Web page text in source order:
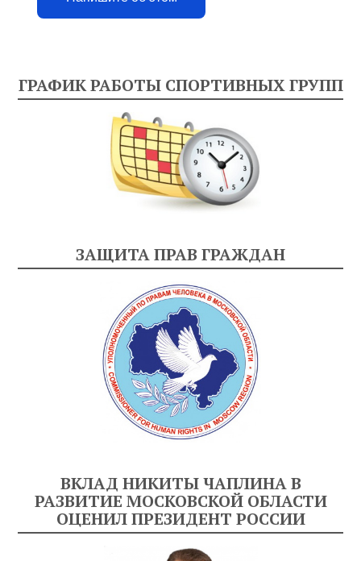
ГРАФИК РАБОТЫ СПОРТИВНЫХ ГРУПП
ЗАЩИТА ПРАВ ГРАЖДАН
ВКЛАД НИКИТЫ ЧАПЛИНА В
РАЗВИТИЕ МОСКОВСКОЙ ОБЛАСТИ
ОЦЕНИЛ ПРЕЗИДЕНТ РОССИИ